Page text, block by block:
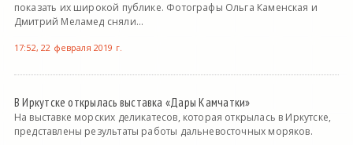
показать их широкой публике. Фотографы Ольга Каменская и
Дмитрий Меламед сняли...
17:52, 22 февраля 2019 г.
В Иркутске открылась выставка «Дары Камчатки»
На выставке морских деликатесов, которая открылась в Иркутске,
представлены результаты работы дальневосточных моряков.